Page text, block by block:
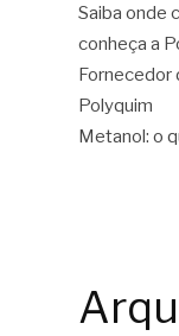
Saiba onde
conheça a
Fornecedor
Polyquim
Metanol: o